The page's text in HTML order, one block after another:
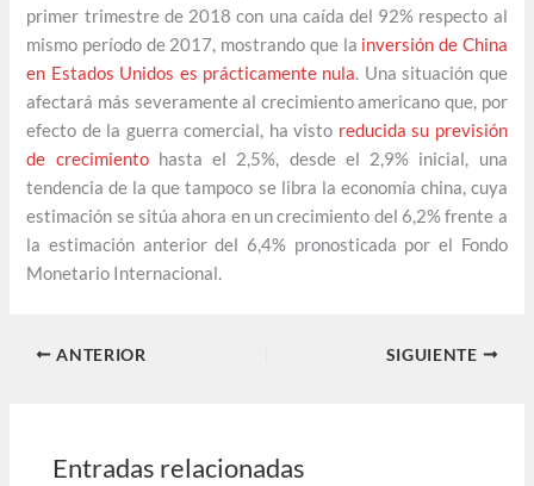
primer trimestre de 2018 con una caída del 92% respecto al
mismo período de 2017, mostrando que la inversión de China
en Estados Unidos es prácticamente nula. Una situación que
afectará más severamente al crecimiento americano que, por
efecto de la guerra comercial, ha visto reducida su previsión
de crecimientohasta el 2,5%, desde el 2,9% inicial, una
tendencia de la que tampoco se libra la economía china, cuya
estimación se sitúa ahora en un crecimiento del 6,2% frente a
la estimación anterior del 6,4% pronosticada por el Fondo
Monetario Internacional.
ANTERIOR SIGUIENTE
Entradas relacionadas